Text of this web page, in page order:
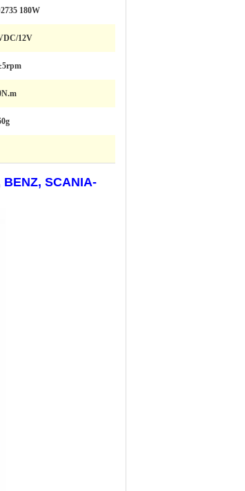
180W
12V
SCANIA-